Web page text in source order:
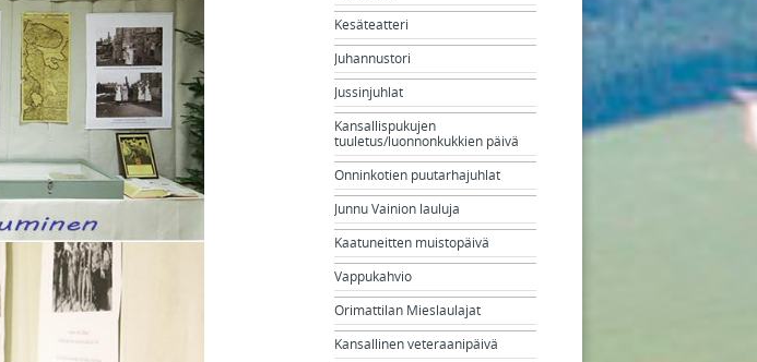
Kesäteatteri
Juhannustori
Jussinjuhlat
Kansallispukujen
tuuletus/luonnonkukkien päivä
Onninkotien puutarhajuhlat
Junnu Vainion lauluja
Kaatuneitten muistopäivä
Vappukahvio
Orimattilan Mieslaulajat
Kansallinen veteraanipäivä